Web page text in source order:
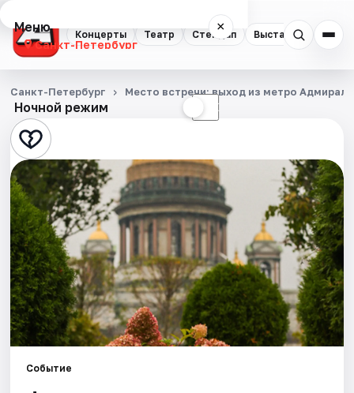
Концерты Театр Стендап Выставки
Меню ×
Санкт-Петербург
Концерты
Театр
Стендап
Выставки
Квесты
Экскурсии
Спорт
События
Ночной режим ☾
Санкт-Петербург Место встречи: выход из метро
Событие